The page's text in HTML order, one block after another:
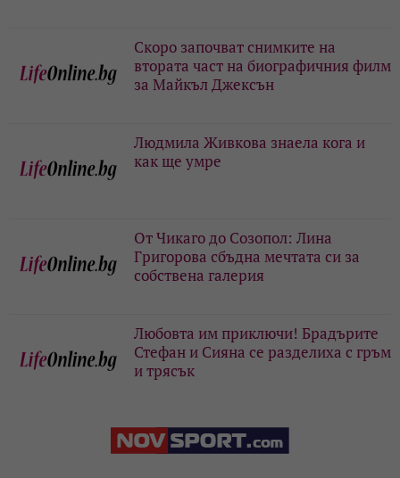
Скоро започват снимките на
втората част на биографичния филм
за Майкъл Джексън
Людмила Живкова знаела кога и
как ще умре
От Чикаго до Созопол: Лина
Григорова сбъдна мечтата си за
собствена галерия
Любовта им приключи! Брадърите
Стефан и Сияна се разделиха с гръм
и трясък